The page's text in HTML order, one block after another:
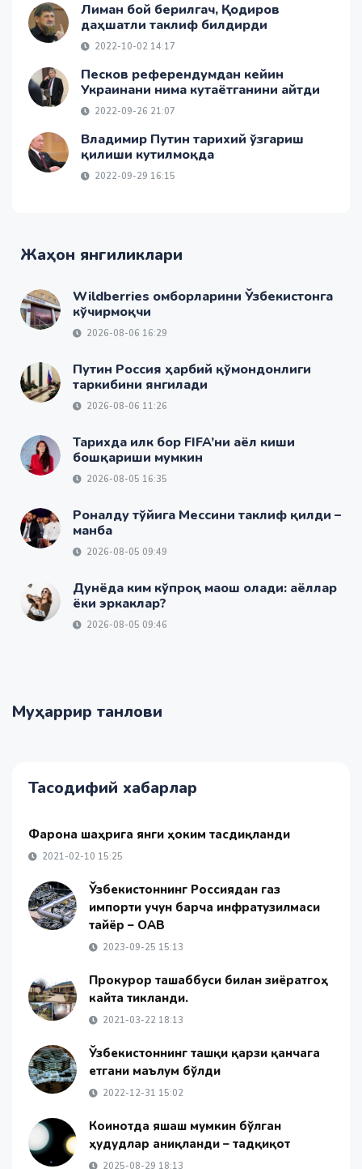
Лиман бой берилгач, Қодиров
даҳшатли таклиф билдирди
2022-10-02 14:17
Песков референдумдан кейин
Украинани нима кутаётганини айтди
2022-09-26 21:07
Владимир Путин тарихий ўзгариш
қилиши кутилмоқда
2022-09-29 16:15
Жаҳон янгиликлари
Wildberries омборларини Ўзбекистонга
кўчирмоқчи
2026-08-06 16:29
Путин Россия ҳарбий қўмондонлиги
таркибини янгилади
2026-08-06 11:26
Тарихда илк бор FIFA’ни аёл киши
бошқариши мумкин
2026-08-05 16:35
Роналду тўйига Мессини таклиф қилди –
манба
2026-08-05 09:49
Дунёда ким кўпроқ маош олади: аёллар
ёки эркаклар?
2026-08-05 09:46
Муҳаррир танлови
Тасодифий хабарлар
Фарғона шаҳрига янги ҳоким тасдиқланди
2021-02-10 15:25
Ўзбекистоннинг Россиядан газ
импорти учун барча инфратузилмаси
тайёр – ОАВ
2023-09-25 15:13
Прокурор ташаббуси билан зиёратгоҳ
кайта тикланди.
2021-03-22 18:13
Ўзбекистоннинг ташқи қарзи қанчага
етгани маълум бўлди
2022-12-31 15:02
Коинотда яшаш мумкин бўлган
ҳудудлар аниқланди – тадқиқот
2025-08-29 18:13